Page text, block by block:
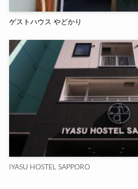
ゲストハウス やどかり
IYASU HOSTEL SAPPORO